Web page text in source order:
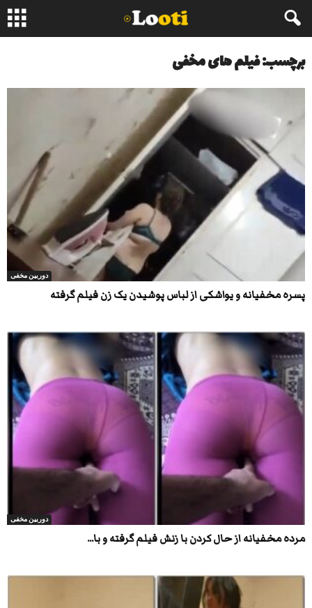
برچسب: فیلم های مخفی
دوربین مخفی
پسره مخفیانه و یواشکی از لباس پوشیدن یک زن فیلم گرفته
دوربین مخفی
مرده مخفیانه از حال کردن با زنش فیلم گرفته و با...